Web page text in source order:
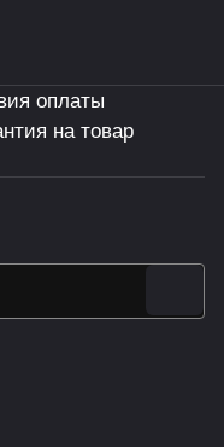
оплаты
на товар